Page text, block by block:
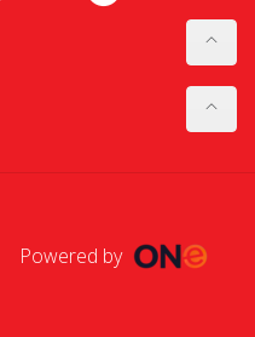
Powered by